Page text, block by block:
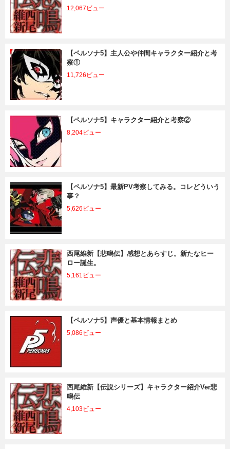
12,067ビュー
【ペルソナ5】主人公や仲間キャラクター紹介と考
察①
11,726ビュー
【ペルソナ5】キャラクター紹介と考察②
8,204ビュー
【ペルソナ5】最新PV考察してみる。コレどういう
事？
5,626ビュー
西尾維新【悲鳴伝】感想とあらすじ。新たなヒー
ロー誕生。
5,161ビュー
【ペルソナ5】声優と基本情報まとめ
5,086ビュー
西尾維新【伝説シリーズ】キャラクター紹介Ver悲
鳴伝
4,103ビュー